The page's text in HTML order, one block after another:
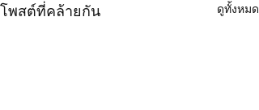
โพสต์ที่คล้ายกัน ดูทั้งหมด